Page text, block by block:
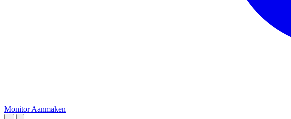
Monitor Aanmaken